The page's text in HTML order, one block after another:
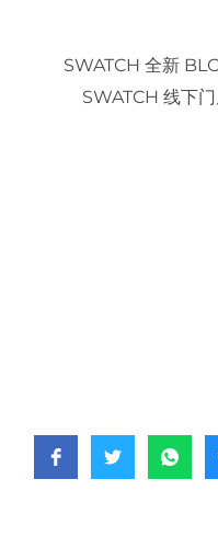
SWATCH 全新
SWATCH 线下